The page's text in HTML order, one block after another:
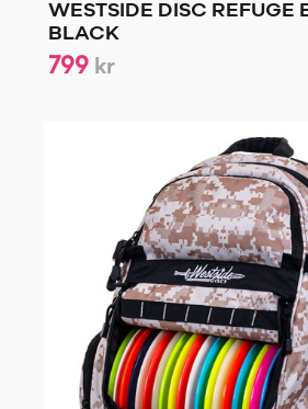
WESTSIDE DISC REFUGE
BLACK
799 kr